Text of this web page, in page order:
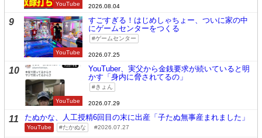
YouTube 2026.08.04
9
YouTube
すごすぎる！はじめしゃちょー、ついに家の中
にゲームセンターをつくる
ゲームセンター
2026.07.25
10
YouTube
YouTuber、実父から金銭要求が続いていると明
かす「身内に脅されてるの」
きょん
2026.07.29
11 たぬかな、人工授精6回目の末に出産「子たぬ無事産まれました」
YouTube たかぬな 2026.07.27